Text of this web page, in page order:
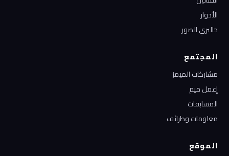
الأدوار
جاليري الصور
المجتمع
مشاركات الميمز
إعمل ميم
المسابقات
معلومات وطرائف
الموقع